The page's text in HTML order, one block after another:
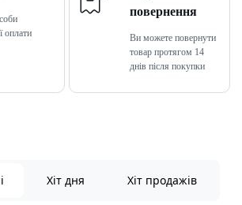
оплати
повернення
Ви можете повернути
товар протягом 14
днів після покупки
Хіт дня Хіт продажів